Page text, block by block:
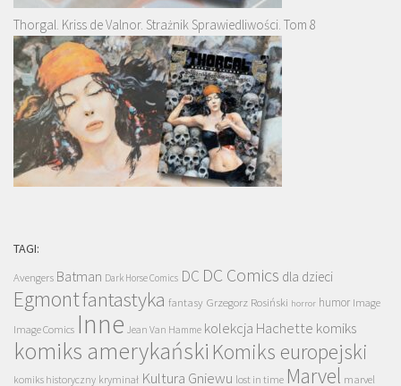
Thorgal. Kriss de Valnor. Strażnik Sprawiedliwości. Tom 8
TAGI:
Avengers Batman Dark Horse Comics DC DC Comics dla dzieci
Egmontfantastyka fantasy Grzegorz Rosiński horror humor Image
Image Comics Inne Jean Van Hamme kolekcja Hachette komiks
komiks amerykański Komiks europejski
komiks historyczny kryminał Kultura Gniewu lost in time Marvel marvel